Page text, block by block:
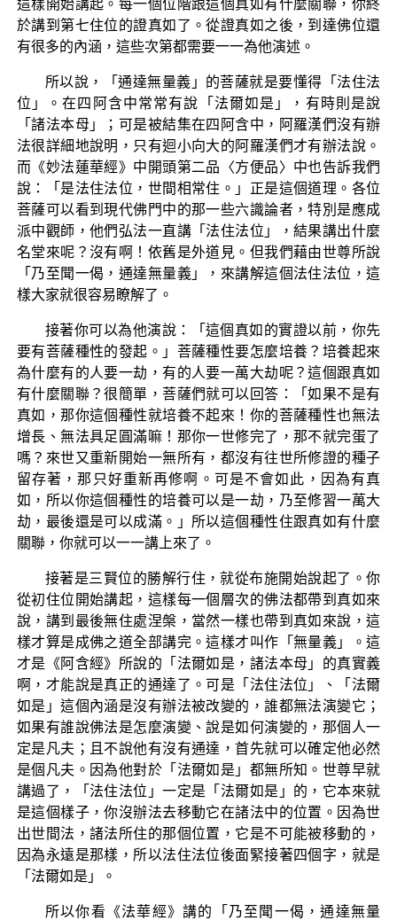
這樣開始講起。每一個位階跟這個真如有什麼關聯，你終
於講到第七住位的證真如了。從證真如之後，到達佛位還
有很多的內涵，這些次第都需要一一為他演述。
所以說，「通達無量義」的菩薩就是要懂得「法住法
位」。在四阿含中常常有說「法爾如是」，有時則是說
「諸法本母」；可是被結集在四阿含中，阿羅漢們沒有辦
法很詳細地說明，只有迴小向大的阿羅漢們才有辦法說。
而《妙法蓮華經》中開頭第二品〈方便品〉中也告訴我們
說：「是法住法位，世間相常住。」正是這個道理。各位
菩薩可以看到現代佛門中的那一些六識論者，特別是應成
派中觀師，他們弘法一直講「法住法位」，結果講出什麼
名堂來呢？沒有啊！依舊是外道見。但我們藉由世尊所說
「乃至聞一偈，通達無量義」，來講解這個法住法位，這
樣大家就很容易瞭解了。
接著你可以為他演說：「這個真如的實證以前，你先
要有菩薩種性的發起。」菩薩種性要怎麼培養？培養起來
為什麼有的人要一劫，有的人要一萬大劫呢？這個跟真如
有什麼關聯？很簡單，菩薩們就可以回答：「如果不是有
真如，那你這個種性就培養不起來！你的菩薩種性也無法
增長、無法具足圓滿嘛！那你一世修完了，那不就完蛋了
嗎？來世又重新開始一無所有，都沒有往世所修證的種子
留存著，那只好重新再修啊。可是不會如此，因為有真
如，所以你這個種性的培養可以是一劫，乃至修習一萬大
劫，最後還是可以成滿。」所以這個種性住跟真如有什麼
關聯，你就可以一一講上來了。
接著是三賢位的勝解行住，就從布施開始說起了。你
從初住位開始講起，這樣每一個層次的佛法都帶到真如來
說，講到最後無住處涅槃，當然一樣也帶到真如來說，這
樣才算是成佛之道全部講完。這樣才叫作「無量義」。這
才是《阿含經》所說的「法爾如是，諸法本母」的真實義
啊，才能說是真正的通達了。可是「法住法位」、「法爾
如是」這個內涵是沒有辦法被改變的，誰都無法演變它；
如果有誰說佛法是怎麼演變、說是如何演變的，那個人一
定是凡夫；且不說他有沒有通達，首先就可以確定他必然
是個凡夫。因為他對於「法爾如是」都無所知。世尊早就
講過了，「法住法位」一定是「法爾如是」的，它本來就
是這個樣子，你沒辦法去移動它在諸法中的位置。因為世
出世間法，諸法所住的那個位置，它是不可能被移動的，
因為永遠是那樣，所以法住法位後面緊接著四個字，就是
「法爾如是」。
所以你看《法華經》講的「乃至聞一偈，通達無量